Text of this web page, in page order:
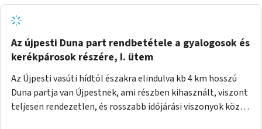
Az újpesti Duna part rendbetétele a gyalogosok és
kerékpárosok részére, I. ütem
Az Újpesti vasúti hídtól északra elindulva kb 4 km hosszú
Duna partja van Újpestnek, ami részben kihasznált, viszont
teljesen rendezetlen, és rosszabb időjárási viszonyok közt